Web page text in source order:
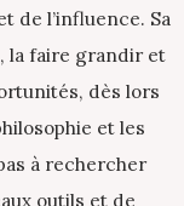
de l’influence. Sa
la faire grandir et
dès lors
et les
à rechercher
outils et de